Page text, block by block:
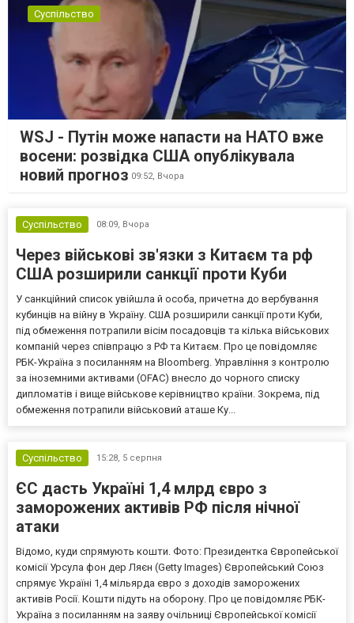
Суспільство
WSJ - Путін може напасти на НАТО вже
восени: розвідка США опублікувала
новий прогноз 09:52, Вчора
Суспільство 08:09, Вчора
Через військові зв'язки з Китаєм та рф
США розширили санкції проти Куби
У санкційний список увійшла й особа, причетна до вербування
кубинців на війну в Україну. США розширили санкції проти Куби,
під обмеження потрапили вісім посадовців та кілька військових
компаній через співпрацю з РФ та Китаєм. Про це повідомляє
РБК-Україна з посиланням на Bloomberg. Управління з контролю
за іноземними активами (OFAC) внесло до чорного списку
дипломатів і вище військове керівництво країни. Зокрема, під
обмеження потрапили військовий аташе Ку...
Суспільство 15:28, 5 серпня
ЄС дасть Україні 1,4 млрд євро з
заморожених активів РФ після нічної
атаки
Відомо, куди спрямують кошти. Фото: Президентка Європейської
комісії Урсула фон дер Ляєн (Getty Images) Європейський Союз
спрямує Україні 1,4 мільярда євро з доходів заморожених
активів Росії. Кошти підуть на оборону. Про це повідомляє РБК-
Україна з посиланням на заяву очільниці Європейської комісії